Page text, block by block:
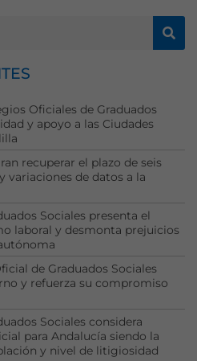
Oficiales de Graduados
y apoyo a las Ciudades
recuperar el plazo de seis
variaciones de datos a la
Sociales presenta el
laboral y desmonta prejuicios
de Graduados Sociales
y refuerza su compromiso
Sociales considera
para Andalucía siendo la
y nivel de litigiosidad
Necesarias
son
opcionales.
necesarias
para que
funcione la
web.
Estadísticas
Para que
podamos